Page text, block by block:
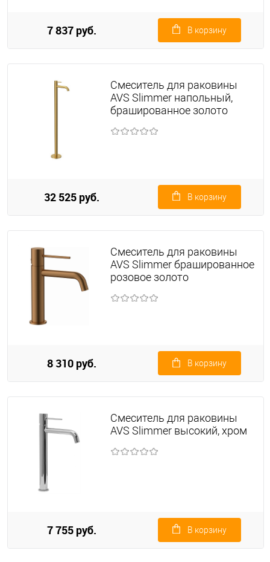
7 837 руб. В корзину
Смеситель для раковины
AVS Slimmer напольный,
брашированное золото
32 525 руб. В корзину
Смеситель для раковины
AVS Slimmer брашированное
розовое золото
8 310 руб. В корзину
Смеситель для раковины
AVS Slimmer высокий, хром
7 755 руб. В корзину